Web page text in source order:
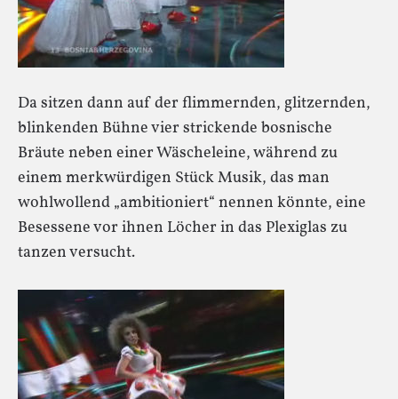
Da sitzen dann auf der flimmernden, glitzernden,
blinkenden Bühne vier strickende bosnische
Bräute neben einer Wäscheleine, während zu
einem merkwürdigen Stück Musik, das man
wohlwollend „ambitioniert“ nennen könnte, eine
Besessene vor ihnen Löcher in das Plexiglas zu
tanzen versucht.